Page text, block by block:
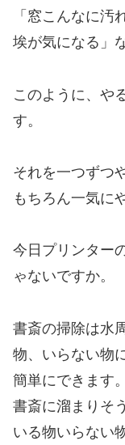
「窓こんなに
埃が気になる」
このように、や
す。
それを一つずつ
もちろん一気に
今日プリンター
ゃないですか。
書斎の掃除は水
物、いらない物
簡単にできます。
書斎に溜まりそ
いる物いらない